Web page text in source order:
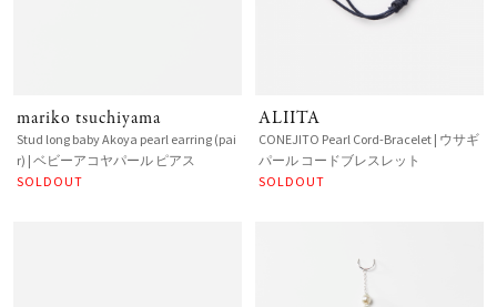
mariko tsuchiyama
Stud long baby Akoya pearl earring (pai
r) | ベビーアコヤパール ピアス
SOLDOUT
ALIITA
CONEJITO Pearl Cord-Bracelet | ウサギ
パール コードブレスレット
SOLDOUT